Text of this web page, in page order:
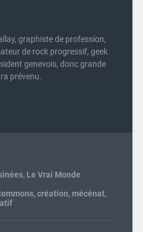
graphiste de profession,
de rock progressif, geek
genevois, donc grande
prévenu.
, Le Vrai Monde
,création, mécénat,